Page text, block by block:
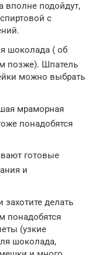
вполне подойдут,
с
шоколада ( об
позже). Шпатель
можно выбрать
мраморная
понадобятся
готовые
и
делать
понадобятся
(узкие
шоколада,